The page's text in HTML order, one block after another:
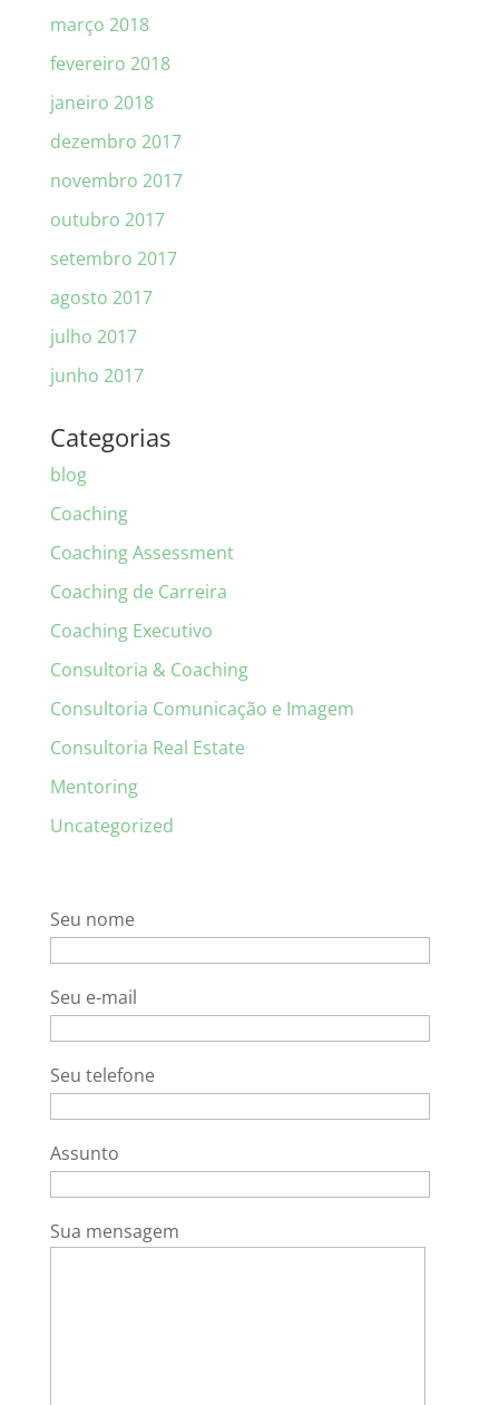
março 2018
fevereiro 2018
janeiro 2018
dezembro 2017
novembro 2017
outubro 2017
setembro 2017
agosto 2017
julho 2017
junho 2017
Categorias
blog
Coaching
Coaching Assessment
Coaching de Carreira
Coaching Executivo
Consultoria & Coaching
Consultoria Comunicação e Imagem
Consultoria Real Estate
Mentoring
Uncategorized
Seu nome
Seu e-mail
Seu telefone
Assunto
Sua mensagem